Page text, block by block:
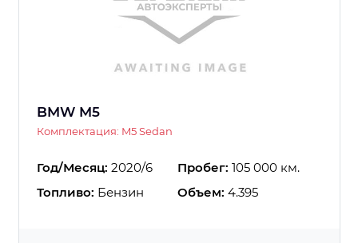
BMW M5
Комплектация: M5 Sedan
Год/Месяц: 2020/6 Пробег: 105 000 км.
Топливо: Бензин Объем: 4.395